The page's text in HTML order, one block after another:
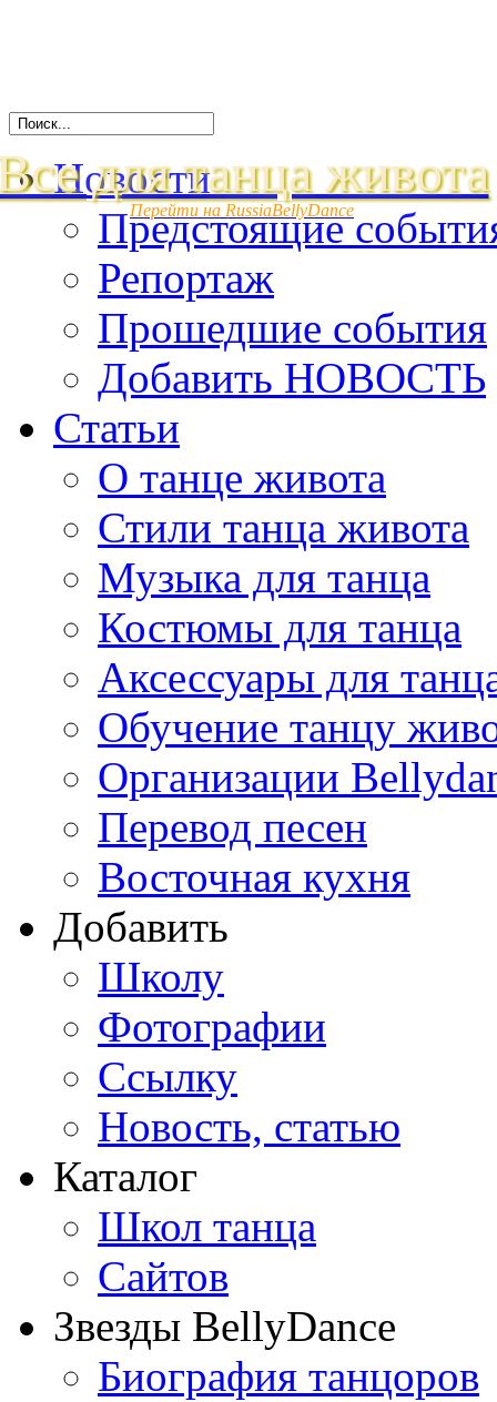
для танца живота
Перейти на RussiaBellyDance
Новости
Предстоящие
Репортаж
Прошедшие события
Добавить НОВОСТЬ
Статьи
О танце живота
Стили танца живота
Музыка для танца
Костюмы для танца
Аксессуары для
Обучение танцу
Организации
Перевод песен
Восточная кухня
Добавить
Школу
Фотографии
Ссылку
Новость, статью
Каталог
Школ танца
Сайтов
Звезды BellyDance
Биография танцоров